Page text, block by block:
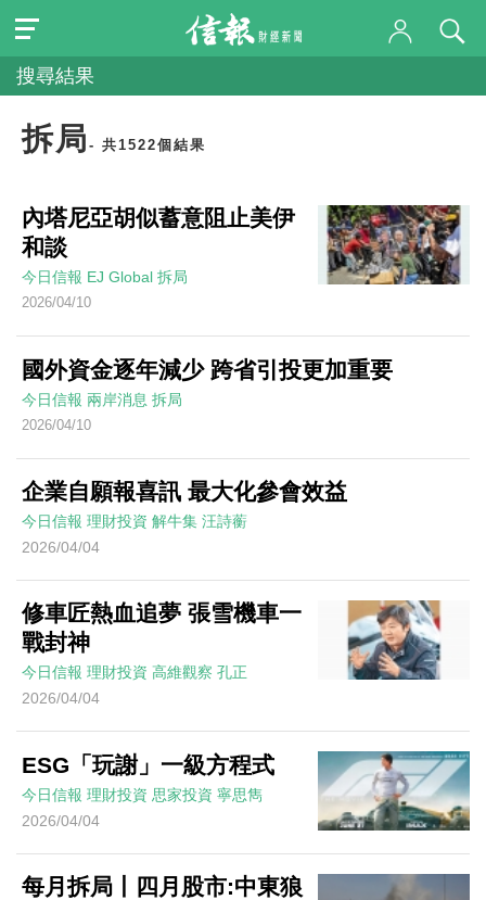
搜尋結果
拆局 - 共1522個結果
內塔尼亞胡似蓄意阻止美伊
和談
今日信報 EJ Global 拆局
2026/04/10
國外資金逐年減少 跨省引投更加重要
今日信報 兩岸消息 拆局
2026/04/10
企業自願報喜訊 最大化參會效益
今日信報 理財投資 解牛集 汪詩蘅
2026/04/04
修車匠熱血追夢 張雪機車一
戰封神
今日信報 理財投資 高維觀察 孔正
2026/04/04
ESG「玩謝」一級方程式
今日信報 理財投資 思家投資 寧思雋
2026/04/04
每月拆局丨四月股市:中東狼